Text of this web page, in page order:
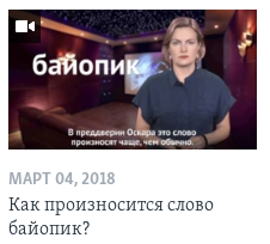
МАРТ 04, 2018
Как произносится слово
байопик?